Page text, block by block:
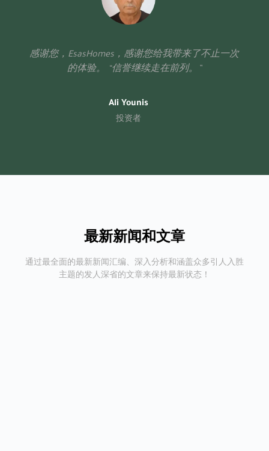
感谢您，EsasHomes，感谢您给我带来了不止一次
的体验。 “信誉继续走在前列。”
Ali Younis
投资者
最新新闻和文章
通过最全面的最新新闻汇编、深入分析和涵盖众多引人入胜
主题的发人深省的文章来保持最新状态！